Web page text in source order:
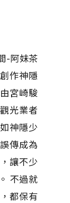
-阿妹茶
作神隱
宮崎駿
光業者
神隱少
傳成為
讓不少
不過就
都保有